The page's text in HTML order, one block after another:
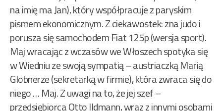
na imię ma Jan), który współpracuje z paryskim
pismem ekonomicznym. Z ciekawostek: zna judo i
porusza się samochodem Fiat 125p (wersja sport).
Maj wracając z wczasów we Włoszech spotyka się
w Wiedniu ze swoją sympatią – austriaczką Marią
Globnerze (sekretarką w firmie), która zwraca się do
niego … Maj. Z uwagi na to, że jej szef –
przedsiębiorca Otto Ildmann, wraz z innymi osobami